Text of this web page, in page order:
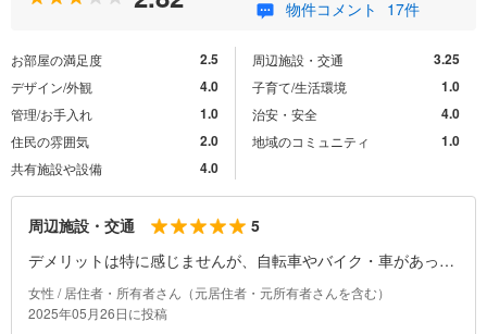
物件コメント
17件
お部屋の満足度 2.5
デザイン/外観 4.0
管理/お手入れ 1.0
住民の雰囲気 2.0
共有施設や設備 4.0
周辺施設・交通 3.25
子育て/生活環境 1.0
治安・安全 4.0
地域のコミュニティ 1.0
周辺施設・交通
5
デメリットは特に感じませんが、自転車やバイク・車があった
ほうが、より一層楽しめる立地だと思います。
女性 / 居住者・所有者さん（元居住者・元所有者さんを含む）
2025年05月26日に投稿